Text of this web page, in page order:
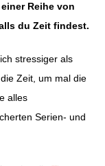
Reihe von
du Zeit findest.
stressiger als
Zeit, um mal die
alles
Serien- und